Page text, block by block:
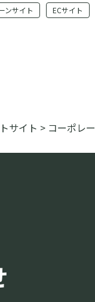
ンサイト ECサイト
サイト > コーポレ